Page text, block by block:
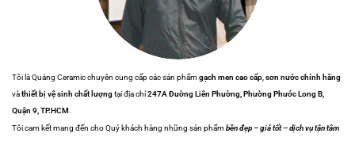
Tôi là Quảng Ceramic chuyên cung cấp các sản phẩmgạch men cao cấp sơn nước chính hãng
vàthiết bị vệ sinh chất lượngtại địa chỉ247A Đường Liên Phường, Phường Phước Long B,
Quận 9, TP.HCM
Tôi cam kết mang đến cho Quý khách hàng những sản phẩmbền đẹp – giá tốt – dịch vụ tận tâm